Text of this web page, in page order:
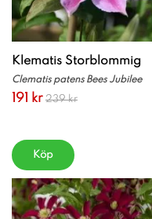
Klematis Storblommig
Clematis patens Bees Jubilee
191 kr 239 kr
Köp